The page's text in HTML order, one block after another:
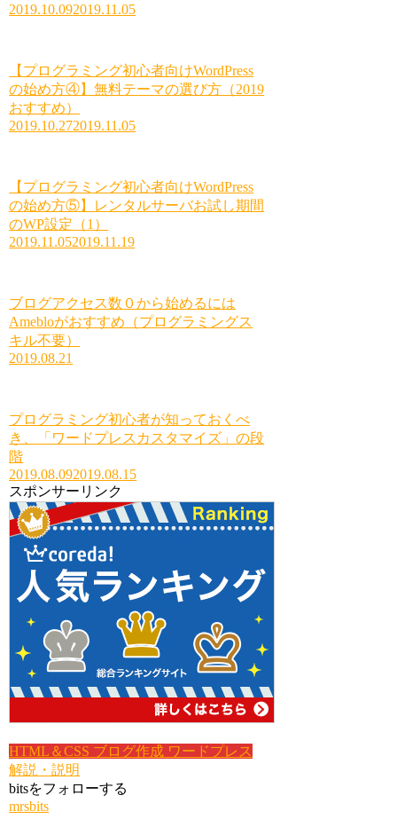
2019.10.092019.11.05
【プログラミング初心者向けWordPress
の始め方④】無料テーマの選び方（2019
おすすめ）
2019.10.272019.11.05
【プログラミング初心者向けWordPress
の始め方⑤】レンタルサーバお試し期間
のWP設定（1）
2019.11.052019.11.19
ブログアクセス数０から始めるには
Amebloがおすすめ（プログラミングス
キル不要）
2019.08.21
プログラミング初心者が知っておくべ
き、「ワードプレスカスタマイズ」の段
階
2019.08.092019.08.15
スポンサーリンク
HTML＆CSS ブログ作成 ワードプレス
解説・説明
bitsをフォローする
mrsbits